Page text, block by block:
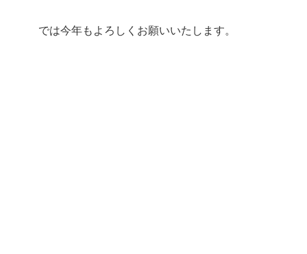
では今年もよろしくお願いいたします。